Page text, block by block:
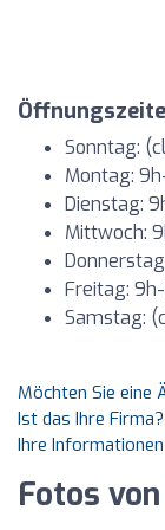
Sonntag:
Montag:
Dienstag:
Mittwoch:
Freitag:
Samstag:
Möchten Sie eine
Ist das Ihre
Ihre
Fotos